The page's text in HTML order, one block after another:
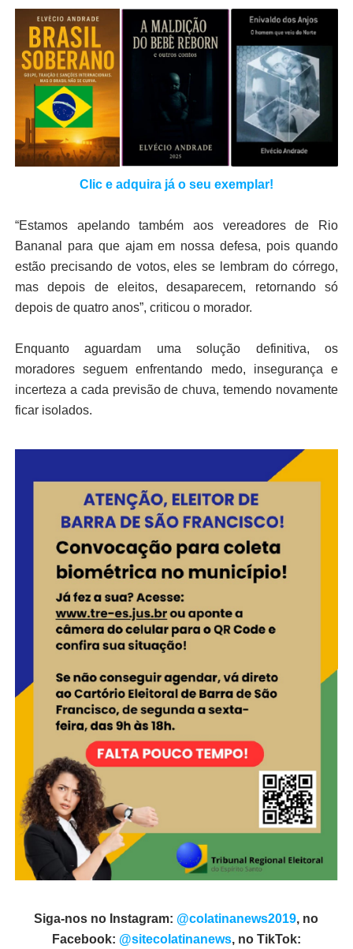
Clic e adquira já o seu exemplar!
“Estamos apelando também aos vereadores de Rio
Bananal para que ajam em nossa defesa, pois quando
estão precisando de votos, eles se lembram do córrego,
mas depois de eleitos, desaparecem, retornando só
depois de quatro anos”, criticou o morador.
Enquanto aguardam uma solução definitiva, os
moradores seguem enfrentando medo, insegurança e
incerteza a cada previsão de chuva, temendo novamente
ficar isolados.
Siga-nos no Instagram: @colatinanews2019, no
Facebook: @sitecolatinanews, no TikTok: